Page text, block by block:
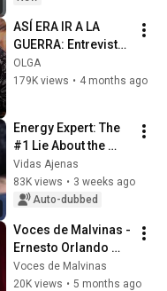
ASÍ ERA IR A LA
GUERRA: Entrevista
con Ex
Combatientes de
OLGA
179K views • 4 months ago
Energy Expert: The
#1 Lie About the
Energy Transition |
Mariano Marzo
Vidas Ajenas
83K views • 3 weeks ago
Auto-dubbed
Voces de Malvinas -
Ernesto Orlando
Peluffo
Voces de Malvinas
20K views • 5 months ago